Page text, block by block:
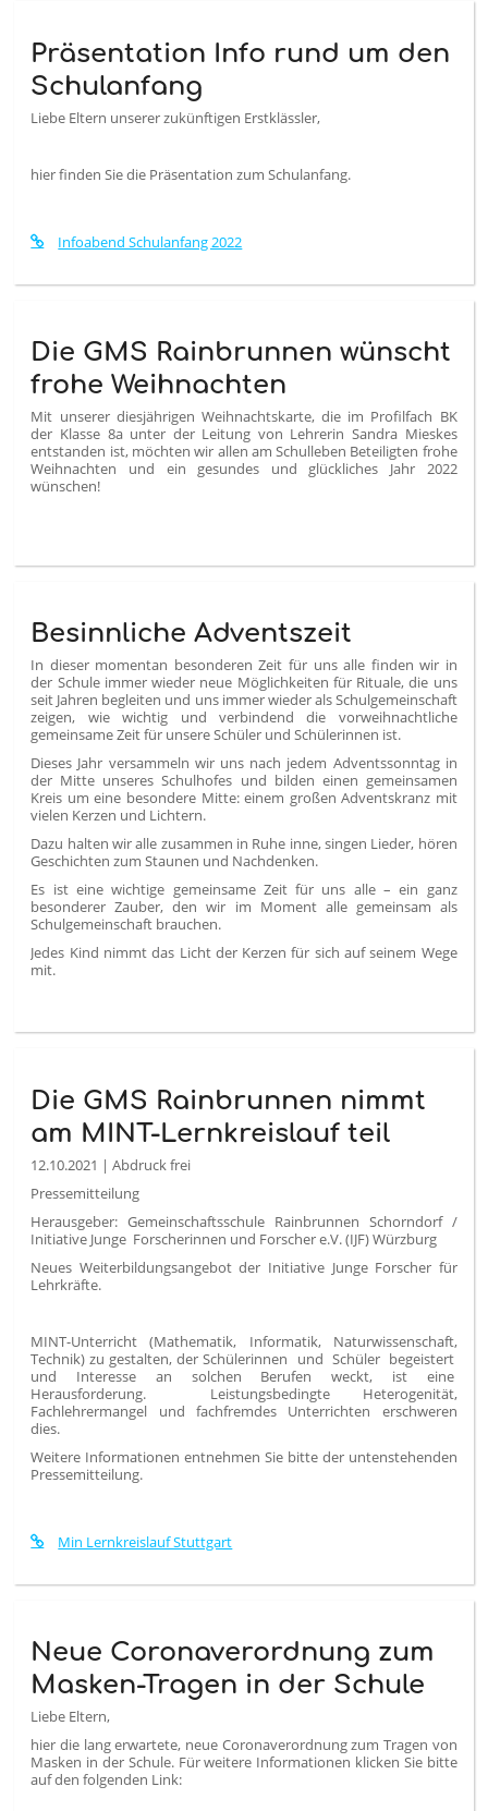
Präsentation Info rund um den
Schulanfang
Liebe Eltern unserer zukünftigen Erstklässler,
hier finden Sie die Präsentation zum Schulanfang.
Infoabend Schulanfang 2022
Die GMS Rainbrunnen wünscht
frohe Weihnachten
Mit unserer diesjährigen Weihnachtskarte, die im Profilfach BK
der Klasse 8a unter der Leitung von Lehrerin Sandra Mieskes
entstanden ist, möchten wir allen am Schulleben Beteiligten frohe
Weihnachten und ein gesundes und glückliches Jahr 2022
wünschen!
Besinnliche Adventszeit
In dieser momentan besonderen Zeit für uns alle finden wir in
der Schule immer wieder neue Möglichkeiten für Rituale, die uns
seit Jahren begleiten und uns immer wieder als Schulgemeinschaft
zeigen, wie wichtig und verbindend die vorweihnachtliche
gemeinsame Zeit für unsere Schüler und Schülerinnen ist.
Dieses Jahr versammeln wir uns nach jedem Adventssonntag in
der Mitte unseres Schulhofes und bilden einen gemeinsamen
Kreis um eine besondere Mitte: einem großen Adventskranz mit
vielen Kerzen und Lichtern.
Dazu halten wir alle zusammen in Ruhe inne, singen Lieder, hören
Geschichten zum Staunen und Nachdenken.
Es ist eine wichtige gemeinsame Zeit für uns alle – ein ganz
besonderer Zauber, den wir im Moment alle gemeinsam als
Schulgemeinschaft brauchen.
Jedes Kind nimmt das Licht der Kerzen für sich auf seinem Wege
mit.
Die GMS Rainbrunnen nimmt
am MINT-Lernkreislauf teil
12.10.2021 | Abdruck frei
Pressemitteilung
Herausgeber: Gemeinschaftsschule Rainbrunnen Schorndorf /
Initiative Junge Forscherinnen und Forscher e.V. (IJF) Würzburg
Neues Weiterbildungsangebot der Initiative Junge Forscher für
Lehrkräfte.
MINT-Unterricht (Mathematik, Informatik, Naturwissenschaft,
Technik) zu gestalten, der Schülerinnen und Schüler begeistert
und Interesse an solchen Berufen weckt, ist eine
Herausforderung. Leistungsbedingte Heterogenität,
Fachlehrermangel und fachfremdes Unterrichten erschweren
dies.
Weitere Informationen entnehmen Sie bitte der untenstehenden
Pressemitteilung.
Min Lernkreislauf Stuttgart
Neue Coronaverordnung zum
Masken-Tragen in der Schule
Liebe Eltern,
hier die lang erwartete, neue Coronaverordnung zum Tragen von
Masken in der Schule. Für weitere Informationen klicken Sie bitte
auf den folgenden Link: